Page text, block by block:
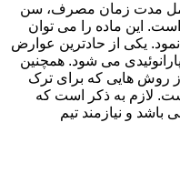
مدت زمان مصرف، سن
این ماده را می توان
یکی از حادترین عوارض
می شود. همچنین
روش هایی که برای ترک
لازم به ذکر است که
و نیازمند تیم